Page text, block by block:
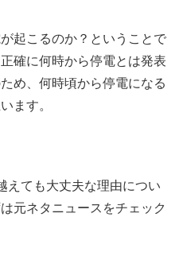
起こるのか？ということで
確に何時から停電とは発表
め、何時頃から停電になる
ます。
えても大丈夫な理由につい
元ネタニュースをチェック